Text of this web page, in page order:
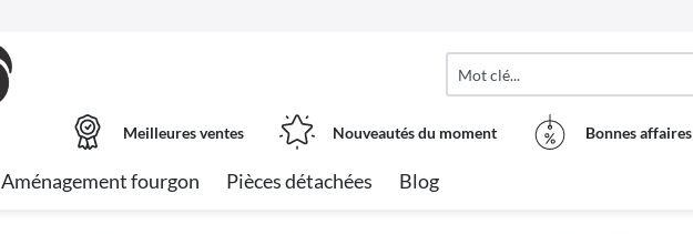
Meilleures ventes Nouveautés du moment Bonnes affaires
Aménagement fourgon Pièces détachées Blog